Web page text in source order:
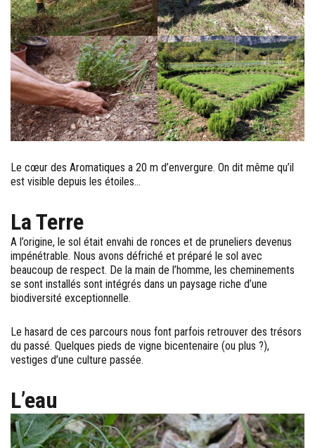
Le cœur des Aromatiques a 20 m d’envergure. On dit même qu’il
est visible depuis les étoiles…
La Terre
A l’origine, le sol était envahi de ronces et de pruneliers devenus
impénétrable. Nous avons défriché et préparé le sol avec
beaucoup de respect. De la main de l’homme, les cheminements
se sont installés sont intégrés dans un paysage riche d’une
biodiversité exceptionnelle.
Le hasard de ces parcours nous font parfois retrouver des trésors
du passé. Quelques pieds de vigne bicentenaire (ou plus ?),
vestiges d’une culture passée.
L’eau